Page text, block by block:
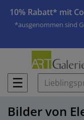
10% Rabatt* mit
*ausgenommen sind
☰
Bilder von